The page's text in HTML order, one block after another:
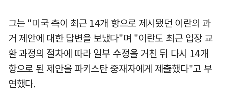
그는 "미국 측이 최근 14개 항으로 제시됐던 이란의 과
거 제안에 대한 답변을 보냈다"며 "이란도 최근 입장 교
환 과정의 절차에 따라 일부 수정을 거친 뒤 다시 14개
항으로 된 제안을 파키스탄 중재자에게 제출했다"고 부
연했다.